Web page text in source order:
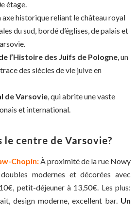
étage.
axe historique reliant le château royal
du sud, bordé d’églises, de palais et
l’Histoire des Juifs de Pologne, un
des siècles de vie juive en
de Varsovie, qui abrite une vaste
et international.
le centre de Varsovie?
Chopin:À proximité de la rue Nowy
modernes et décorées avec
petit-déjeuner à 13,50€. Les plus:
design moderne, excellent bar. Un